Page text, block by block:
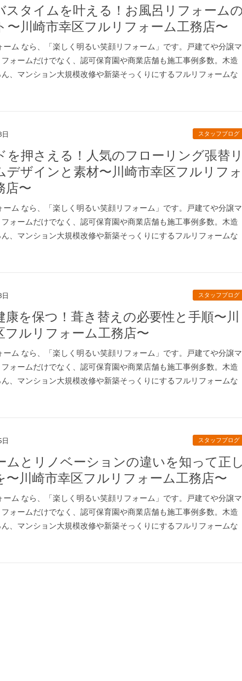
〜川崎市幸区フルリフォーム工務店〜
ーム なら、「楽しく明るい笑顔リフォーム」です。戸建てや分譲マ
ォームだけでなく、認可保育園や商業店舗も施工事例多数。木造
、マンション大規模改修や新築そっくりにするフルリフォームな
スタッフブログ
デザインと素材〜川崎市幸区フルリフォ
店〜
ーム なら、「楽しく明るい笑顔リフォーム」です。戸建てや分譲マ
ォームだけでなく、認可保育園や商業店舗も施工事例多数。木造
、マンション大規模改修や新築そっくりにするフルリフォームな
スタッフブログ
フルリフォーム工務店〜
ーム なら、「楽しく明るい笑顔リフォーム」です。戸建てや分譲マ
ォームだけでなく、認可保育園や商業店舗も施工事例多数。木造
、マンション大規模改修や新築そっくりにするフルリフォームな
スタッフブログ
〜川崎市幸区フルリフォーム工務店〜
ーム なら、「楽しく明るい笑顔リフォーム」です。戸建てや分譲マ
ォームだけでなく、認可保育園や商業店舗も施工事例多数。木造
、マンション大規模改修や新築そっくりにするフルリフォームな